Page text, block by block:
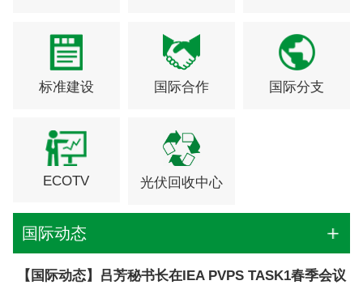
标准建设 国际合作 国际分支
ECOTV 光伏回收中心
国际动态
【国际动态】吕芳秘书长在IEA PVPS TASK1春季会议